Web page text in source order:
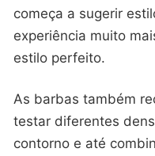
começa a sugerir
experiência muito
estilo perfeito.
As barbas também
testar diferentes
contorno e até